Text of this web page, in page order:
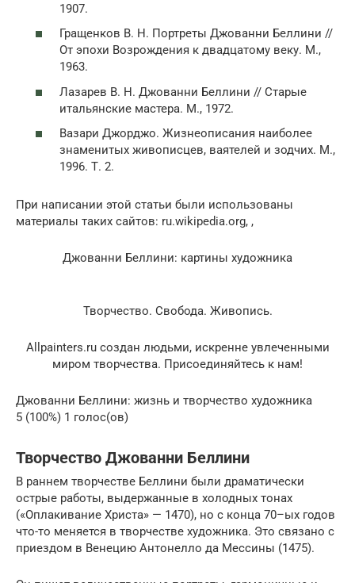
1907.
Гращенков В. Н. Портреты Джованни Беллини //
От эпохи Возрождения к двадцатому веку. М.,
1963.
Лазарев В. Н. Джованни Беллини // Старые
итальянские мастера. М., 1972.
Вазари Джорджо. Жизнеописания наиболее
знаменитых живописцев, ваятелей и зодчих. М.,
1996. Т. 2.
При написании этой статьи были использованы
материалы таких сайтов: ru.wikipedia.org, ,
Джованни Беллини: картины художника
Творчество. Свобода. Живопись.
Allpainters.ru создан людьми, искренне увлеченными
миром творчества. Присоединяйтесь к нам!
Джованни Беллини: жизнь и творчество художника
5 (100%) 1 голос(ов)
Творчество Джованни Беллини
В раннем творчестве Беллини были драматически
острые работы, выдержанные в холодных тонах
(«Оплакивание Христа» — 1470), но с конца 70–ых годов
что-то меняется в творчестве художника. Это связано с
приездом в Венецию Антонелло да Мессины (1475).